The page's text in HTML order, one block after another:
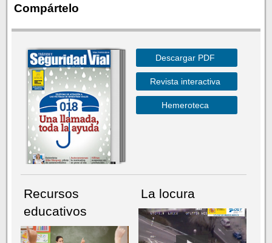
Compártelo
Descargar PDF
Revista interactiva
Hemeroteca
Recursos
educativos
La locura